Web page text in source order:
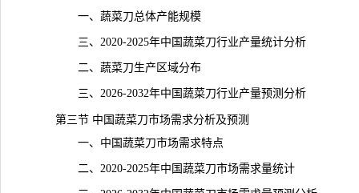
一、蔬菜刀总体产能规模
三、2020-2025年中国蔬菜刀行业产量统计分析
二、蔬菜刀生产区域分布
三、2026-2032年中国蔬菜刀行业产量预测分析
第三节 中国蔬菜刀市场需求分析及预测
一、中国蔬菜刀市场需求特点
二、2020-2025年中国蔬菜刀市场需求量统计